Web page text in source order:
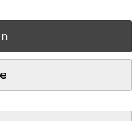
42U G2
Rack with